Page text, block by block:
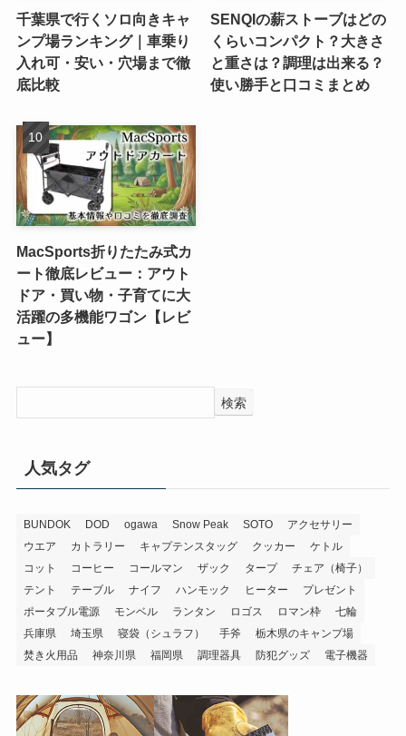
千葉県で行くソロ向きキャ
ンプ場ランキング｜車乗り
入れ可・安い・穴場まで徹
底比較
SENQIの薪ストーブはどの
くらいコンパクト？大きさ
と重さは？調理は出来る？
使い勝手と口コミまとめ
MacSports折りたたみ式カ
ート徹底レビュー：アウト
ドア・買い物・子育てに大
活躍の多機能ワゴン【レビ
ュー】
検索
人気タグ
BUNDOK DOD ogawa Snow Peak SOTO
アクセサリー
ウエア
カトラリー キャプテンスタッグ クッカー
ケトル
コット
コーヒー コールマン ザック タープ
チェア（椅子）
テント
テーブル ナイフ ハンモック ヒーター
プレゼント
ポータブル電源
モンベル ランタン ロゴス ロマン枠
七輪
兵庫県
埼玉県 寝袋（シュラフ） 手斧
栃木県のキャンプ場
焚き火用品
神奈川県 福岡県 調理器具 防犯グッズ 電子機器